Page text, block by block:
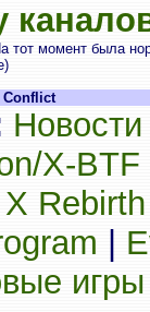
тот момент была
Conflict
Новости
X-BTF
X Rebirth
игры